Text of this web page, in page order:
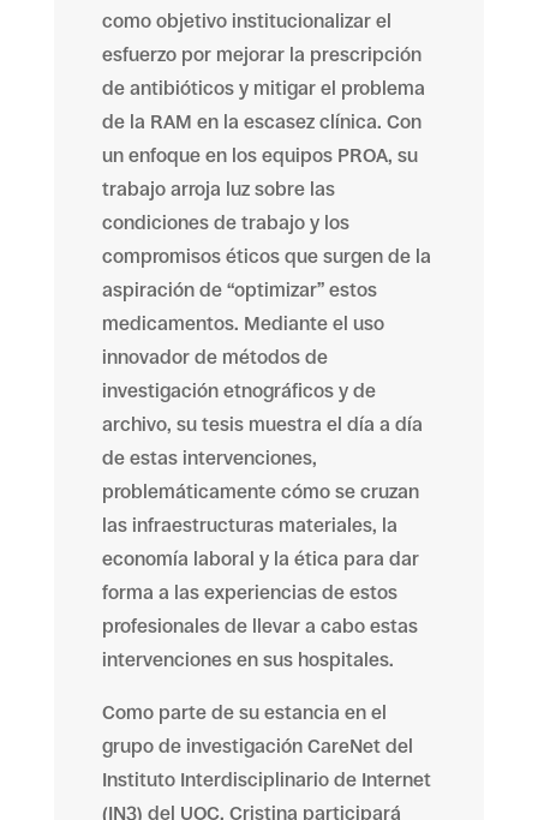
como objetivo institucionalizar el
esfuerzo por mejorar la prescripción
de antibióticos y mitigar el problema
de la RAM en la escasez clínica. Con
un enfoque en los equipos PROA, su
trabajo arroja luz sobre las
condiciones de trabajo y los
compromisos éticos que surgen de la
aspiración de “optimizar” estos
medicamentos. Mediante el uso
innovador de métodos de
investigación etnográficos y de
archivo, su tesis muestra el día a día
de estas intervenciones,
problemáticamente cómo se cruzan
las infraestructuras materiales, la
economía laboral y la ética para dar
forma a las experiencias de estos
profesionales de llevar a cabo estas
intervenciones en sus hospitales.
Como parte de su estancia en el
grupo de investigación CareNet del
Instituto Interdisciplinario de Internet
(IN3) del UOC, Cristina participará